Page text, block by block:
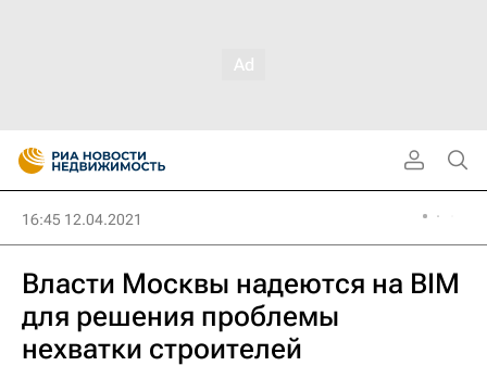
16:45 12.04.2021
Власти Москвы надеются на BIM
для решения проблемы
нехватки строителей